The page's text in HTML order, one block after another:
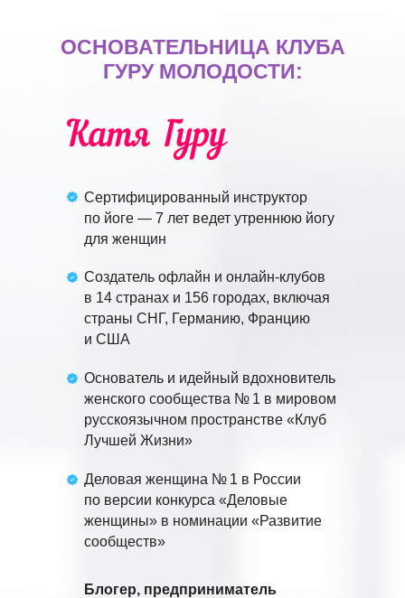
ОСНОВАТЕЛЬНИЦА КЛУБА
ГУРУ МОЛОДОСТИ:
Блогер, предприниматель
Сертифицированный инструктор
по йоге — 7 лет ведет утреннюю йогу
для женщин
Создатель офлайн и онлайн-клубов
в 14 странах и 156 городах, включая
страны СНГ, Германию, Францию
и США
Основатель и идейный вдохновитель
женского сообщества № 1 в мировом
русскоязычном пространстве «Клуб
Лучшей Жизни»
Деловая женщина № 1 в России
по версии конкурса «Деловые
женщины» в номинации «Развитие
сообществ»